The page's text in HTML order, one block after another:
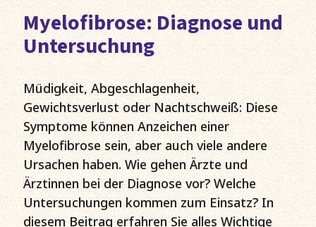
Myelofibrose: Diagnose und
Untersuchung
Müdigkeit, Abgeschlagenheit,
Gewichtsverlust oder Nachtschweiß: Diese
Symptome können Anzeichen einer
Myelofibrose sein, aber auch viele andere
Ursachen haben. Wie gehen Ärzte und
Ärztinnen bei der Diagnose vor? Welche
Untersuchungen kommen zum Einsatz? In
diesem Beitrag erfahren Sie alles Wichtige